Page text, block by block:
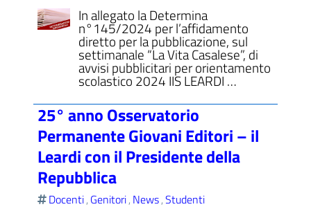
In allegato la Determina
n°145/2024 per l’affidamento
diretto per la pubblicazione, sul
settimanale “La Vita Casalese”, di
avvisi pubblicitari per orientamento
scolastico 2024 IIS LEARDI …
25° anno Osservatorio
Permanente Giovani Editori – il
Leardi con il Presidente della
Repubblica
Docenti, Genitori, News,Studenti